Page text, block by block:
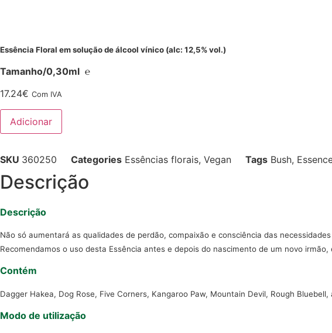
Essência Floral em solução de álcool vínico (alc: 12,5% vol.)
Tamanho/0,30ml ℮
17.24€ Com IVA
Quantidade
de
SIBLING
Adicionar
SKU 360250 Categories Essências florais, Vegan Tags Bush,
Descrição
Descrição
Não só aumentará as qualidades de perdão, compaixão e consciência das
Recomendamos o uso desta Essência antes e depois do nascimento de um novo
Contém
Dagger Hakea, Dog Rose, Five Corners, Kangaroo Paw, Mountain Devil, Rough
Modo de utilização